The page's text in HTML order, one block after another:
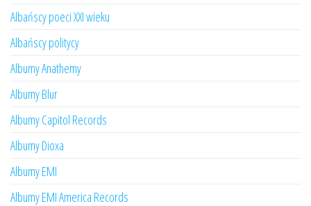
Albańscy poeci XXI wieku
Albańscy politycy
Albumy Anathemy
Albumy Blur
Albumy Capitol Records
Albumy Dioxa
Albumy EMI
Albumy EMI America Records